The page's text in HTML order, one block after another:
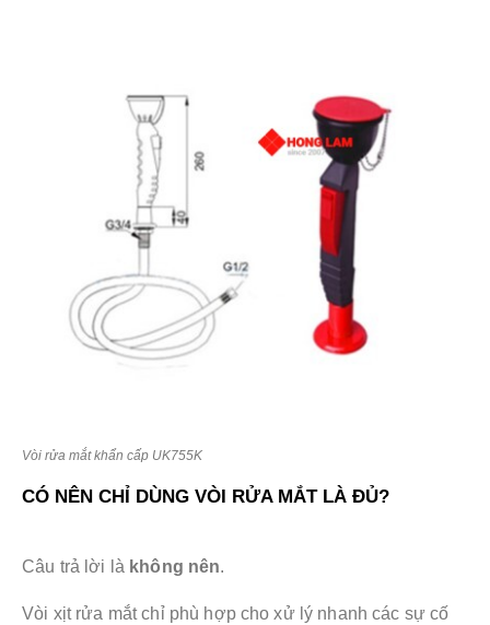
Vòi rửa mắt khẩn cấp UK755K
CÓ NÊN CHỈ DÙNG VÒI RỬA MẮT LÀ ĐỦ?
Câu trả lời là không nên.
Vòi xịt rửa mắt chỉ phù hợp cho xử lý nhanh các sự cố